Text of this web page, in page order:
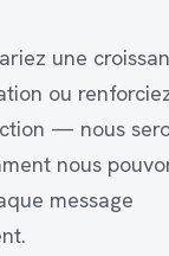
une
ou
— nous
nous
message